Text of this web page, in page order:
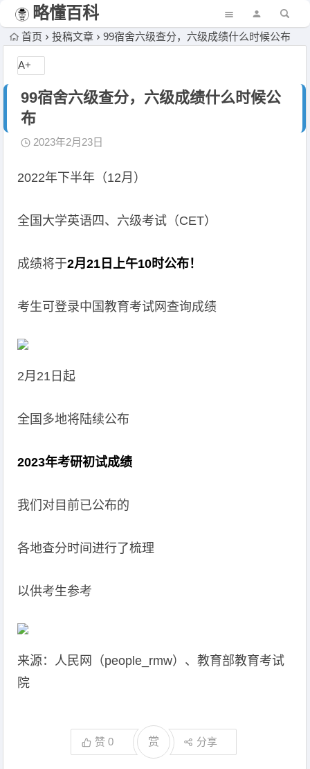
略懂百科
首页 投稿文章 99宿舍六级查分，六级成绩什么时候公布
99宿舍六级查分，六级成绩什么时候公
布
2023年2月23日
2022年下半年（12月）
全国大学英语四、六级考试（CET）
成绩将于2月21日上午10时公布！
考生可登录中国教育考试网查询成绩
2月21日起
全国多地将陆续公布
2023年考研初试成绩
我们对目前已公布的
各地查分时间进行了梳理
以供考生参考
来源：人民网（people_rmw）、教育部教育考试
院
赞0 赏 分享
A+